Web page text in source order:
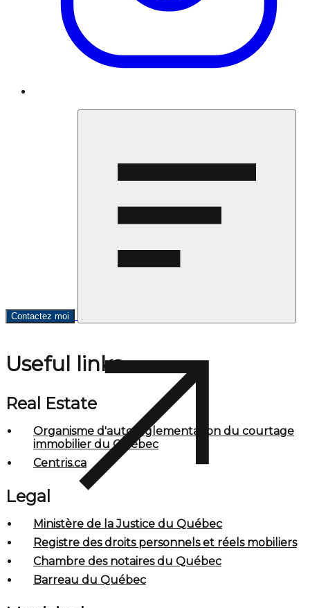
Contactez moi
Useful links
Real Estate
Organisme d'autoréglementation du courtage
immobilier du Québec
Centris.ca
Legal
Ministère de la Justice du Québec
Registre des droits personnels et réels mobiliers
Chambre des notaires du Québec
Barreau du Québec